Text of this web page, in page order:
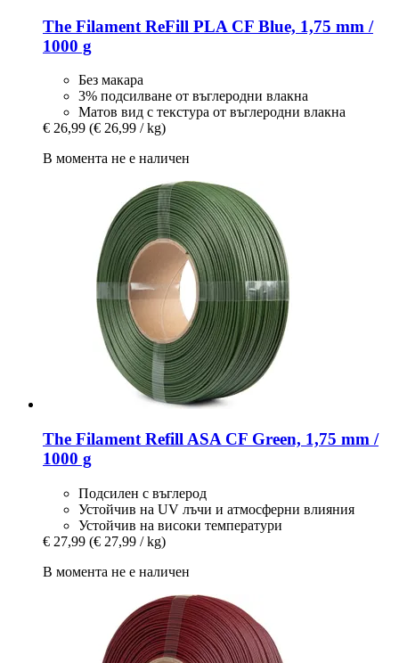
The Filament ReFill PLA CF Blue, 1,75 mm /
1000 g
Без макара
3% подсилване от въглеродни влакна
Матов вид с текстура от въглеродни влакна
€ 26,99 (€ 26,99 / kg)
В момента не е наличен
The Filament Refill ASA CF Green, 1,75 mm /
1000 g
Подсилен с въглерод
Устойчив на UV лъчи и атмосферни влияния
Устойчив на високи температури
€ 27,99 (€ 27,99 / kg)
В момента не е наличен